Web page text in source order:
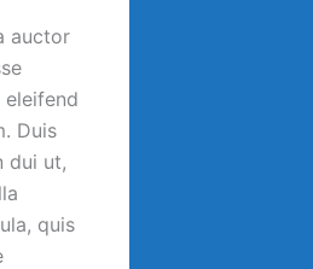
auctor
Duis
dui ut,
quis